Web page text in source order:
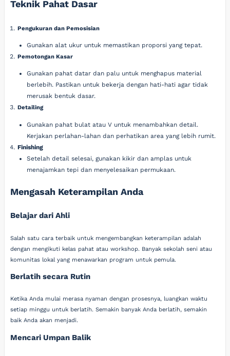
Teknik Pahat Dasar
Pengukuran dan Pemosisian
Gunakan alat ukur untuk memastikan proporsi yang tepat.
Pemotongan Kasar
Gunakan pahat datar dan palu untuk menghapus material
berlebih. Pastikan untuk bekerja dengan hati-hati agar tidak
merusak bentuk dasar.
Detailing
Gunakan pahat bulat atau V untuk menambahkan detail.
Kerjakan perlahan-lahan dan perhatikan area yang lebih rumit.
Finishing
Setelah detail selesai, gunakan kikir dan amplas untuk
menajamkan tepi dan menyelesaikan permukaan.
Mengasah Keterampilan Anda
Belajar dari Ahli
Salah satu cara terbaik untuk mengembangkan keterampilan adalah
dengan mengikuti kelas pahat atau workshop. Banyak sekolah seni atau
komunitas lokal yang menawarkan program untuk pemula.
Berlatih secara Rutin
Ketika Anda mulai merasa nyaman dengan prosesnya, luangkan waktu
setiap minggu untuk berlatih. Semakin banyak Anda berlatih, semakin
baik Anda akan menjadi.
Mencari Umpan Balik